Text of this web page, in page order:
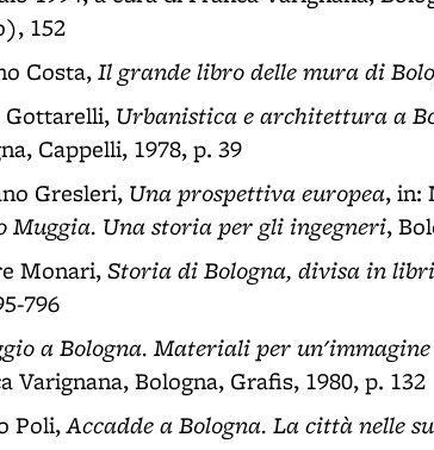
152
Costa,Il grande libro delle mura di
Gottarelli, Urbanistica e architettura a
Cappelli, 1978, p. 39
Gresleri, Una prospettiva europea, in:
Muggia. Una storia per gli ingegneri,
Monari,Storia di Bologna, divisa in
796
a Bologna. Materiali per
Varignana, Bologna, Grafis, 1980, p. 132
Poli,Accadde a Bologna. La città nelle